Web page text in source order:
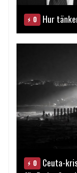
0 Hur
0
Ceuta-